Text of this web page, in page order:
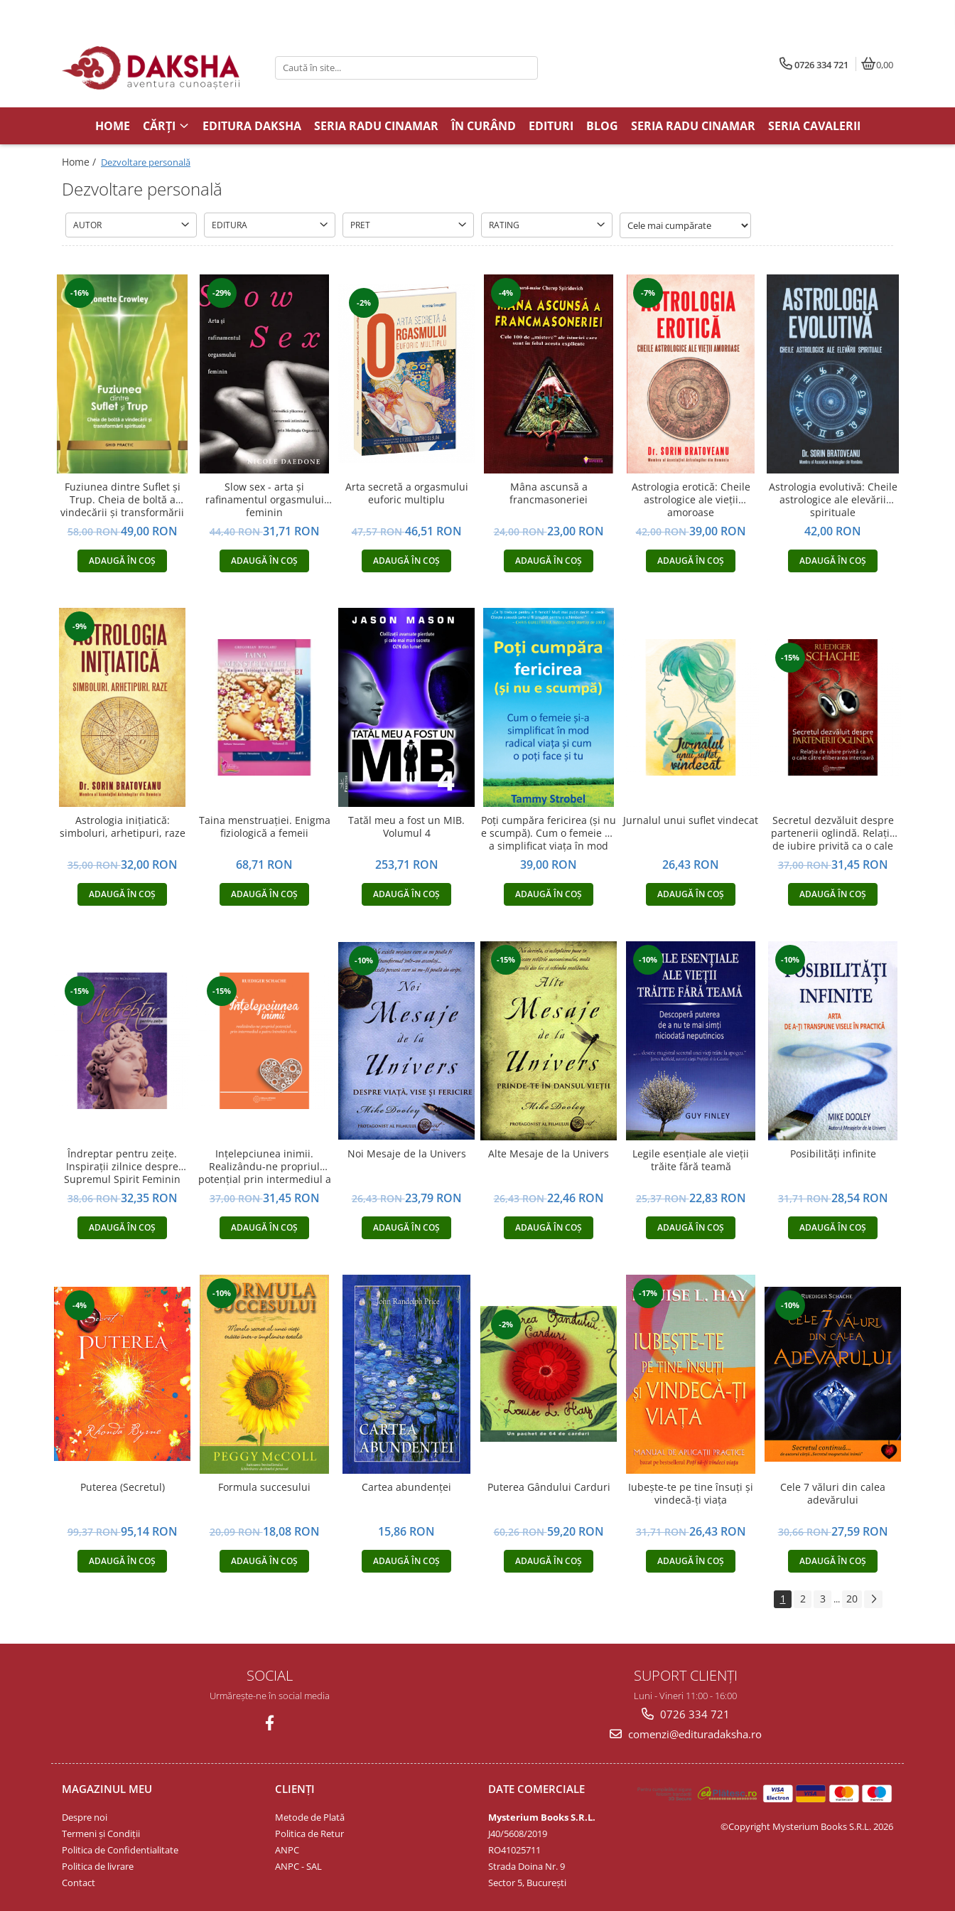
Editura Daksha
Seria Anton Parks
Seria David Icke
Seria Immanuel Velikovsky
Extratereștrii
Transformare spirituală
Dezvoltare personală
Seria Montauk
Seria Chico Xavier
Seria Helena Blavatsky
Viata după moarte
Alimentație
Creștinism
Relații de cuplu
Psihologie practică
Sexualitate
Lumea îngerilor
Seria Masaru Emoto
Inspiraţie divină
Vindecare spirituală
Viaţa de după moarte
Spiritualitate şi ştiinţă
Fără categorie
0726 334 721 0,00
HOME CĂRȚI EDITURA DAKSHA SERIA RADU CINAMAR ÎN CURÂND EDITURI BLOG SERIA RADU CINAMAR SERIA CAVALERII
Home / Dezvoltare personală
Dezvoltare personală
AUTOR EDITURA PRET RATING
-16%
Fuziunea dintre Suflet și
Trup. Cheia de boltă a
vindecării și transformării
spirituale
58,00 RON49,00 RON
ADAUGĂ ÎN COȘ
-29%
Slow sex - arta şi
rafinamentul orgasmului
feminin
44,40 RON31,71 RON
ADAUGĂ ÎN COȘ
-2%
Arta secretă a orgasmului
euforic multiplu
47,57 RON46,51 RON
ADAUGĂ ÎN COȘ
-4%
Mâna ascunsă a
francmasoneriei
24,00 RON23,00 RON
ADAUGĂ ÎN COȘ
-7%
Astrologia erotică: Cheile
astrologice ale vieții
amoroase
42,00 RON39,00 RON
ADAUGĂ ÎN COȘ
Astrologia evolutivă: Cheile
astrologice ale elevării
spirituale
42,00 RON
ADAUGĂ ÎN COȘ
-9%
Astrologia inițiatică:
simboluri, arhetipuri, raze
35,00 RON32,00 RON
ADAUGĂ ÎN COȘ
Taina menstruației. Enigma
fiziologică a femeii
68,71 RON
ADAUGĂ ÎN COȘ
Tatăl meu a fost un MIB.
Volumul 4
253,71 RON
ADAUGĂ ÎN COȘ
Poți cumpăra fericirea (și nu
e scumpă). Cum o femeie și-
a simplificat viața în mod
radical și cum o poți face și
tu
39,00 RON
ADAUGĂ ÎN COȘ
Jurnalul unui suflet vindecat
26,43 RON
ADAUGĂ ÎN COȘ
-15%
Secretul dezvăluit despre
partenerii oglindă. Relația
de iubire privită ca o cale
către eliberarea interioară
37,00 RON31,45 RON
ADAUGĂ ÎN COȘ
-15%
Îndreptar pentru zeițe.
Inspirații zilnice despre
Supremul Spirit Feminin
38,06 RON32,35 RON
ADAUGĂ ÎN COȘ
-15%
Ințelepciunea inimii.
Realizându-ne propriul
potențial prin intermediul a
patru întrebări cheie
37,00 RON31,45 RON
ADAUGĂ ÎN COȘ
-10%
Noi Mesaje de la Univers
26,43 RON23,79 RON
ADAUGĂ ÎN COȘ
-15%
Alte Mesaje de la Univers
26,43 RON22,46 RON
ADAUGĂ ÎN COȘ
-10%
Legile esenţiale ale vieţii
trăite fără teamă
25,37 RON22,83 RON
ADAUGĂ ÎN COȘ
-10%
Posibilităţi infinite
31,71 RON28,54 RON
ADAUGĂ ÎN COȘ
-4%
Puterea (Secretul)
99,37 RON95,14 RON
ADAUGĂ ÎN COȘ
-10%
Formula succesului
20,09 RON18,08 RON
ADAUGĂ ÎN COȘ
Cartea abundenţei
15,86 RON
ADAUGĂ ÎN COȘ
-2%
Puterea Gândului Carduri
60,26 RON59,20 RON
ADAUGĂ ÎN COȘ
-17%
Iubeşte-te pe tine însuţi şi
vindecă-ţi viaţa
31,71 RON26,43 RON
ADAUGĂ ÎN COȘ
-10%
Cele 7 văluri din calea
adevărului
30,66 RON27,59 RON
ADAUGĂ ÎN COȘ
1 2 3 ... 20
SOCIAL
Urmărește-ne în social media
SUPORT CLIENȚI
Luni - Vineri 11:00 - 16:00
0726 334 721
comenzi@edituradaksha.ro
MAGAZINUL MEU
Despre noi
Termeni și Condiții
Politica de Confidentialitate
Politica de livrare
Contact
CLIENȚI
Metode de Plată
Politica de Retur
ANPC
ANPC - SAL
DATE COMERCIALE
Mysterium Books S.R.L.
J40/5608/2019
RO41025711
Strada Doina Nr. 9
Sector 5, București
©Copyright Mysterium Books S.R.L. 2026